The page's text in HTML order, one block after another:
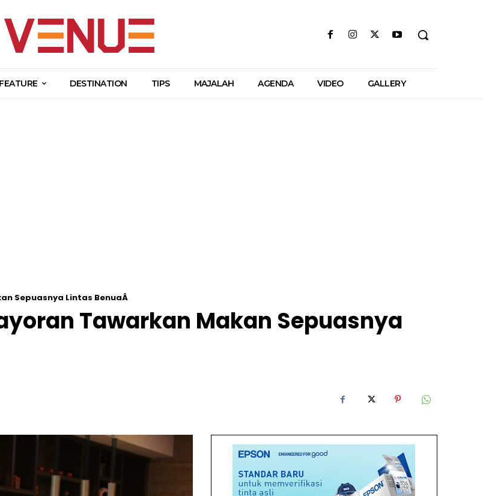
FEATURE DESTINATION TIPS MAJALAH AGENDA VIDEO GALLERY
Sepuasnya Lintas BenuaÂ
Tawarkan Makan Sepuasnya